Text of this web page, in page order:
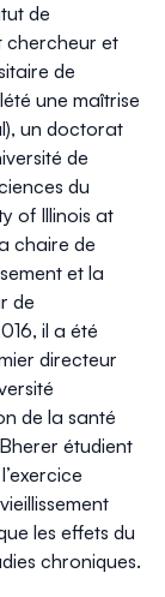
de
chercheur et
de
une maîtrise
un doctorat
de
du
of Illinois at
chaire de
et la
de
il a été
directeur
de la santé
étudient
les effets du
chroniques.